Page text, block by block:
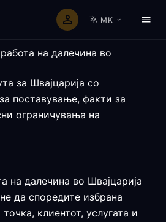
MK
на далечина во
за Швајцарија со
поставување, факти за
ограничувања на
на далечина во Швајцарија
да споредите избрана
клиентот, услугата и